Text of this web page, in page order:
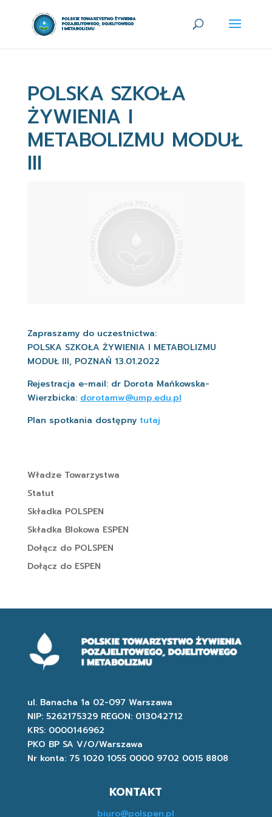
POLSKA SZKOŁA
ŻYWIENIA I
METABOLIZMU MODUŁ
III
Zapraszamy do uczestnictwa:
POLSKA SZKOŁA ŻYWIENIA I METABOLIZMU
MODUŁ III, POZNAŃ 13.01.2022
Rejestracja e-mail: dr Dorota Mańkowska-
Wierzbicka: dorotamw@ump.edu.pl
Plan spotkania dostępny tutaj
Władze Towarzystwa
Statut
Składka POLSPEN
Składka Blokowa ESPEN
Dołącz do POLSPEN
Dołącz do ESPEN
ul. Banacha 1a 02-097 Warszawa
NIP: 5262175329 REGON: 013042712
KRS: 0000146962
PKO BP SA V/O/Warszawa
Nr konta: 75 1020 1055 0000 9702 0015 8808
KONTAKT
biuro@polspen.pl